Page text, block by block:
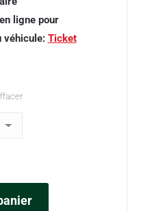
ligne pour
véhicule: Ticket